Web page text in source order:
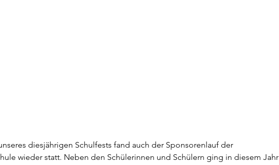
diesjährigen Schulfests fand auch der Sponsorenlauf der
wieder statt. Neben den Schülerinnen und Schülern ging in diesem Jahr